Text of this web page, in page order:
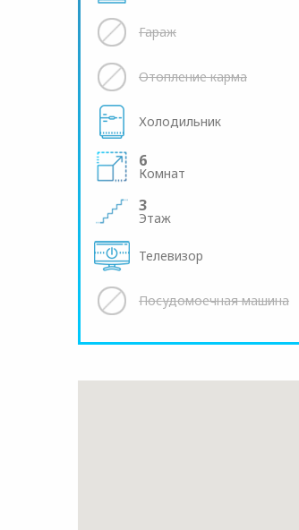
Гараж
Отопление карма
Холодильник
6
Комнат
3
Этаж
Телевизор
Посудомоечная машина